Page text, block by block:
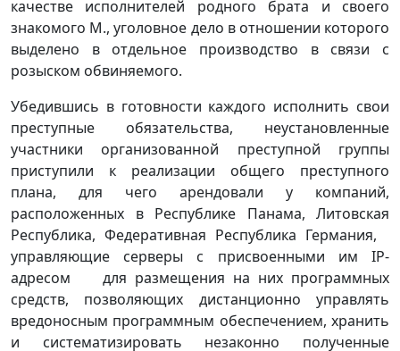
качестве исполнителей родного брата и своего
знакомого М., уголовное дело в отношении которого
выделено в отдельное производство в связи с
розыском обвиняемого.
Убедившись в готовности каждого исполнить свои
преступные обязательства, неустановленные
участники организованной преступной группы
приступили к реализации общего преступного
плана, для чего арендовали у компаний,
расположенных в Республике Панама, Литовская
Республика, Федеративная Республика Германия,
управляющие серверы с присвоенными им IP-
адресом для размещения на них программных
средств, позволяющих дистанционно управлять
вредоносным программным обеспечением, хранить
и систематизировать незаконно полученные